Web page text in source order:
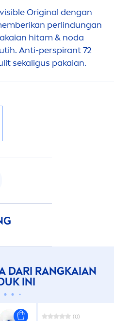
Original dengan
perlindungan
hitam & noda
Anti-perspirant 72
sekaligus pakaian.
DARI RANGKAIAN
INI
(0)